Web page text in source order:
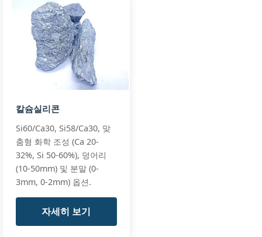
칼슘실리콘
Si60/Ca30, Si58/Ca30, 맞
춤형 화학 조성 (Ca 20-
32%, Si 50-60%), 덩어리
(10-50mm) 및 분말 (0-
3mm, 0-2mm) 옵션.
자세히 보기